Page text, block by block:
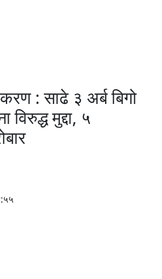
: साढे ३ अर्ब बिगो
मुद्दा, ५